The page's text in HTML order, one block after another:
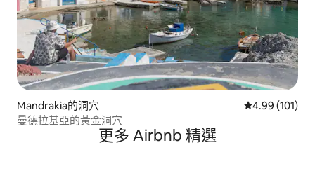
Mandrakia的洞穴 從 101 則評價
4.99 (101)
曼德拉基亞的黃金洞穴
更多 Airbnb 精選